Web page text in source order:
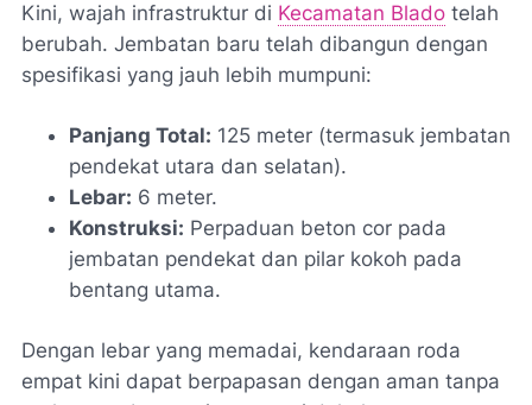
Kini, wajah infrastruktur di Kecamatan Blado telah
berubah. Jembatan baru telah dibangun dengan
spesifikasi yang jauh lebih mumpuni:
Panjang Total: 125 meter (termasuk jembatan
pendekat utara dan selatan).
Lebar: 6 meter.
Konstruksi: Perpaduan beton cor pada
jembatan pendekat dan pilar kokoh pada
bentang utama.
Dengan lebar yang memadai, kendaraan roda
empat kini dapat berpapasan dengan aman tanpa